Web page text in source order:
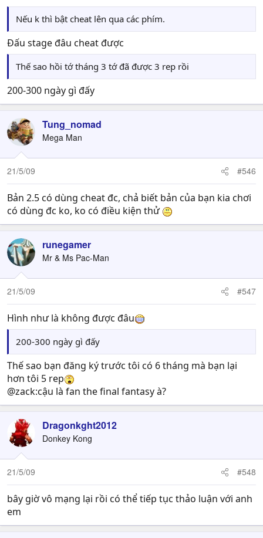
Nếu k thì bật cheat lên qua các phím.
Đấu stage đâu cheat được
Thế sao hồi tớ tháng 3 tớ đã được 3 rep rồi
200-300 ngày gì đấy
Tung_nomad
Mega Man
21/5/09 #546
Bản 2.5 có dùng cheat đc, chả biết bản của bạn kia chơi
có dùng đc ko, ko có điều kiện thử
runegamer
Mr & Ms Pac-Man
21/5/09 #547
Hình như là không được đâu
200-300 ngày gì đấy
Thế sao bạn đăng ký trước tôi có 6 tháng mà bạn lại
hơn tôi 5 rep
@zack:cậu là fan the final fantasy à?
Dragonkght2012
Donkey Kong
21/5/09 #548
bây giờ vô mạng lại rồi có thể tiếp tục thảo luận với anh
em